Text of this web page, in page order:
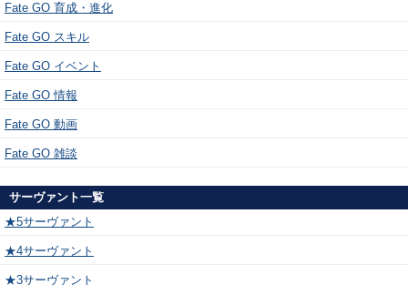
Fate GO 育成・進化
Fate GO スキル
Fate GO イベント
Fate GO 情報
Fate GO 動画
Fate GO 雑談
サーヴァント一覧
★5サーヴァント
★4サーヴァント
★3サーヴァント